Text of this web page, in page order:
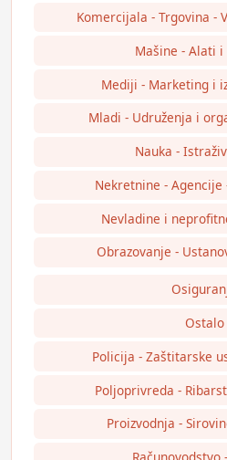
Komercijala - Trgovina -
Mašine - Alati
Mediji - Marketing i
Mladi - Udruženja i
Nauka -
Nekretnine - Agencije
Nevladine i
Obrazovanje -
Ostalo
Policija - Zaštitarske
Poljoprivreda -
Proizvodnja -